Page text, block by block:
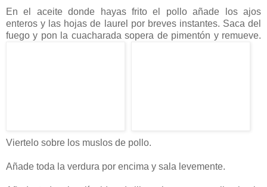
En el aceite donde hayas frito el pollo añade los ajos
enteros y las hojas de laurel por breves instantes. Saca del
fuego y pon la cuacharada sopera de pimentón y remueve.
Viertelo sobre los muslos de pollo.
Añade toda la verdura por encima y sala levemente.